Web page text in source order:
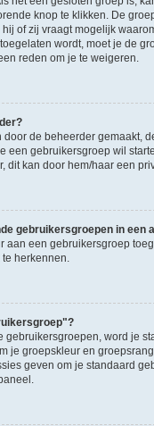
knop te klikken. De
of zij vraagt mogelijk
wordt, moet je de
reden om je te weigeren.
de beheerder gemaakt,
een gebruikersgroep wil
dit kan door hem/haar een
gebruikersgroepen in een
aan een gebruikersgroep
herkennen.
gebruikersgroepen, word je
je groepskleur en
geven om je standaard